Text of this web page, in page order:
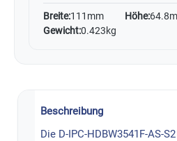
Breite:111mm Höhe:
Gewicht:0.423kg
Beschreibung
Die D-IPC-HDBW3541F-AS-